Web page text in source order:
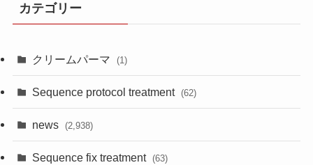
カテゴリー
クリームパーマ (1)
Sequence protocol treatment (62)
news (2,938)
Sequence fix treatment (63)